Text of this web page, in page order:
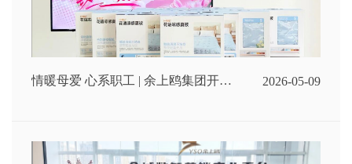
情暖母爱 心系职工 | 余上鸥集团开展
2026-05-09